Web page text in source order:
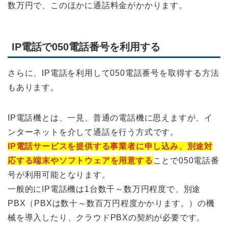
数万円で、このほかに通話料金がかかります。
IP電話で050電話番号を利用する
さらに、IP電話を利用して050電話番号を取得する方法
もあります。
IP電話機とは、一見、普通の電話機に思えますが、イ
ンターネットを介して通話を行う方式です。
IP電話サービスを提供する事業者に申し込み、別途対
応する端末やソフトウェアを用意する ことで050電話番
号が利用可能となります。
一般的にIP電話機は1台数千～数万円程度で、別途
PBX（PBXは数十～数百万円程度かかります。）の機
械を導入したり、クラウドPBXの契約が必要です。